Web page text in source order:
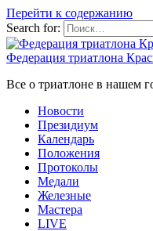
Перейти к содержанию
Search for:
Федерация триатлона
Все о триатлоне в нашем
Новости
Президиум
Календарь
Положения
Протоколы
Медали
Железные
Мастера
LIVE